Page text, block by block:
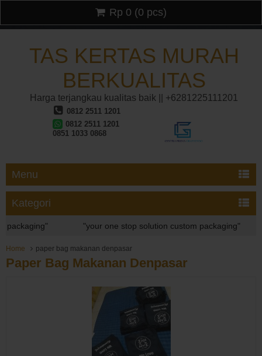
TAS KERTAS MURAH
BERKUALITAS
Harga terjangkau kualitas baik || +6281225111201
0812 2511 1201
0812 2511 1201
0851 1033 0868
Menu
Kategori
Rp 0 (0 pcs)
"your one stop solution custom packaging"
Home paper bag makanan denpasar
Paper Bag Makanan Denpasar